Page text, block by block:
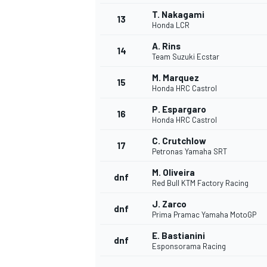
13 T. Nakagami
Honda LCR
14 A. Rins
Team Suzuki Ecstar
15 M. Marquez
Honda HRC Castrol
16 P. Espargaro
Honda HRC Castrol
17 C. Crutchlow
Petronas Yamaha SRT
dnf M. Oliveira
Red Bull KTM Factory Racing
dnf J. Zarco
Prima Pramac Yamaha MotoGP
dnf E. Bastianini
Esponsorama Racing